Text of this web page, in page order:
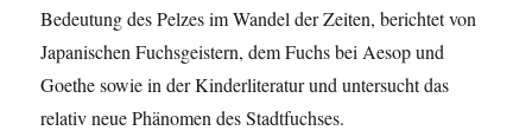
Bedeutung des Pelzes im Wandel der Zeiten, berichtet von
Japanischen Fuchsgeistern, dem Fuchs bei Aesop und
Goethe sowie in der Kinderliteratur und untersucht das
relativ neue Phänomen des Stadtfuchses.